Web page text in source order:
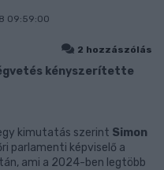
09:59:00
2 hozzászólás
kényszerítette
kimutatás szerint Simon
parlamenti képviselő a
ami a 2024-ben legtöbb